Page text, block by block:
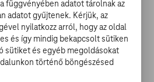
életrajzi bűnügyi film //
függvényében adatot tárolnak az
adatot gyűjtenek. Kérjük, az
nyilatkozz arról, hogy az oldal
és így mindig bekapcsolt sütiken
sütiket és egyéb megoldásokat
történő böngészésed